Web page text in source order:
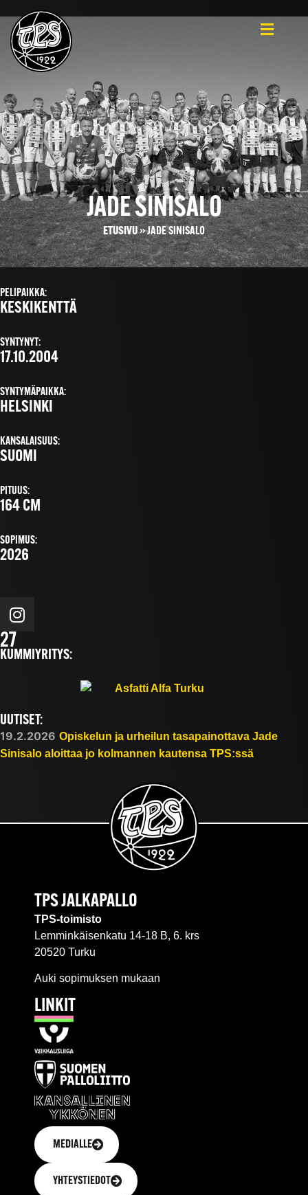
JADE SINISALO
ETUSIVU»JADE SINISALO
PELIPAIKKA:
KESKIKENTTÄ
SYNTYNYT:
17.10.2004
SYNTYMÄPAIKKA:
HELSINKI
KANSALAISUUS:
SUOMI
PITUUS:
164 CM
SOPIMUS:
2026
27
KUMMIYRITYS:
UUTISET:
19.2.2026 Opiskelun ja urheilun tasapainottava Jade
Sinisalo aloittaa jo kolmannen kautensa TPS:ssä
TPS JALKAPALLO
TPS-toimisto
Lemminkäisenkatu 14-18 B, 6. krs
20520 Turku
Auki sopimuksen mukaan
LINKIT
MEDIALLE
YHTEYSTIEDOT